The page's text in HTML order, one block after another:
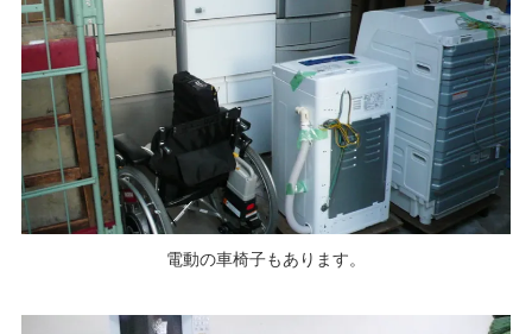
電動の車椅子もあります。